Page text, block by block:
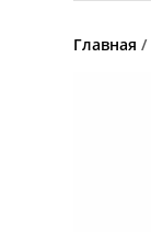
Главная /